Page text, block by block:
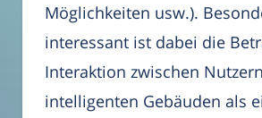
Möglichkeiten usw.).
interessant ist dabei die
Interaktion zwischen
intelligenten Gebäuden als